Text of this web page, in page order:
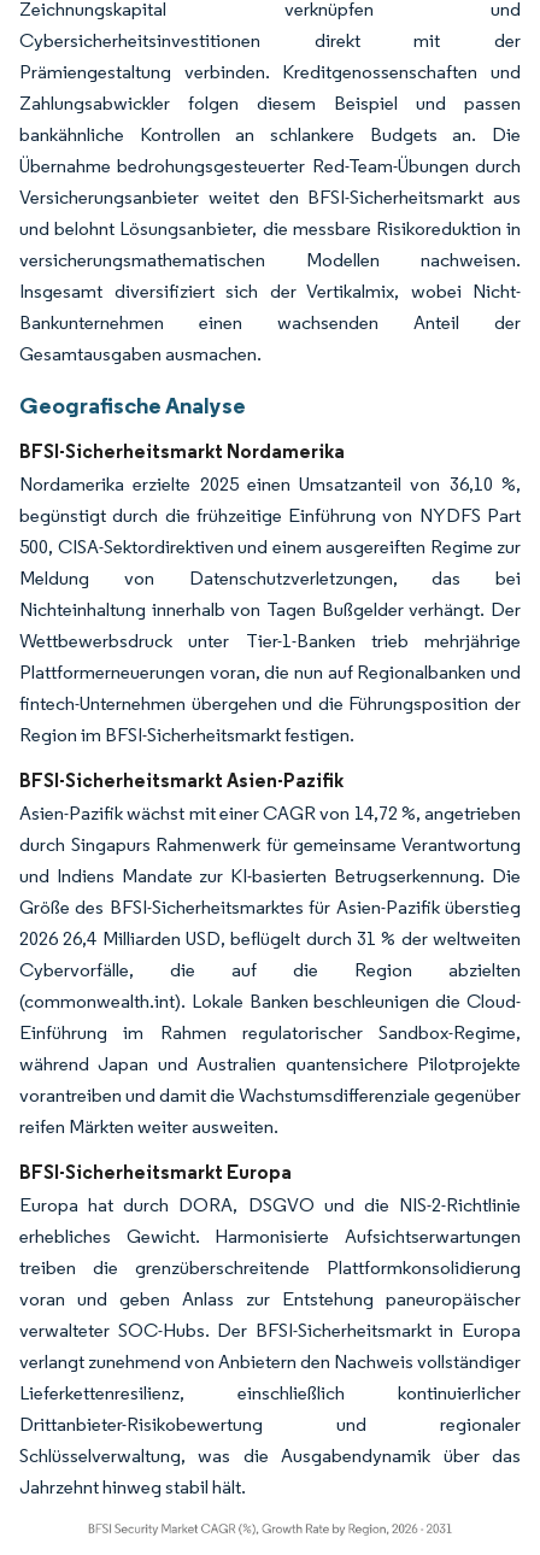
Zeichnungskapital verknüpfen und
Cybersicherheitsinvestitionen direkt mit der
Prämiengestaltung verbinden. Kreditgenossenschaften und
Zahlungsabwickler folgen diesem Beispiel und passen
bankähnliche Kontrollen an schlankere Budgets an. Die
Übernahme bedrohungsgesteuerter Red-Team-Übungen durch
Versicherungsanbieter weitet den BFSI-Sicherheitsmarkt aus
und belohnt Lösungsanbieter, die messbare Risikoreduktion in
versicherungsmathematischen Modellen nachweisen.
Insgesamt diversifiziert sich der Vertikalmix, wobei Nicht-
Bankunternehmen einen wachsenden Anteil der
Gesamtausgaben ausmachen.
Geografische Analyse
BFSI-Sicherheitsmarkt Nordamerika
Nordamerika erzielte 2025 einen Umsatzanteil von 36,10 %,
begünstigt durch die frühzeitige Einführung von NYDFS Part
500, CISA-Sektordirektiven und einem ausgereiften Regime zur
Meldung von Datenschutzverletzungen, das bei
Nichteinhaltung innerhalb von Tagen Bußgelder verhängt. Der
Wettbewerbsdruck unter Tier-1-Banken trieb mehrjährige
Plattformerneuerungen voran, die nun auf Regionalbanken und
fintech-Unternehmen übergehen und die Führungsposition der
Region im BFSI-Sicherheitsmarkt festigen.
BFSI-Sicherheitsmarkt Asien-Pazifik
Asien-Pazifik wächst mit einer CAGR von 14,72 %, angetrieben
durch Singapurs Rahmenwerk für gemeinsame Verantwortung
und Indiens Mandate zur KI-basierten Betrugserkennung. Die
Größe des BFSI-Sicherheitsmarktes für Asien-Pazifik überstieg
2026 26,4 Milliarden USD, beflügelt durch 31 % der weltweiten
Cybervorfälle, die auf die Region abzielten
(commonwealth.int). Lokale Banken beschleunigen die Cloud-
Einführung im Rahmen regulatorischer Sandbox-Regime,
während Japan und Australien quantensichere Pilotprojekte
vorantreiben und damit die Wachstumsdifferenziale gegenüber
reifen Märkten weiter ausweiten.
BFSI-Sicherheitsmarkt Europa
Europa hat durch DORA, DSGVO und die NIS-2-Richtlinie
erhebliches Gewicht. Harmonisierte Aufsichtserwartungen
treiben die grenzüberschreitende Plattformkonsolidierung
voran und geben Anlass zur Entstehung paneuropäischer
verwalteter SOC-Hubs. Der BFSI-Sicherheitsmarkt in Europa
verlangt zunehmend von Anbietern den Nachweis vollständiger
Lieferkettenresilienz, einschließlich kontinuierlicher
Drittanbieter-Risikobewertung und regionaler
Schlüsselverwaltung, was die Ausgabendynamik über das
Jahrzehnt hinweg stabil hält.